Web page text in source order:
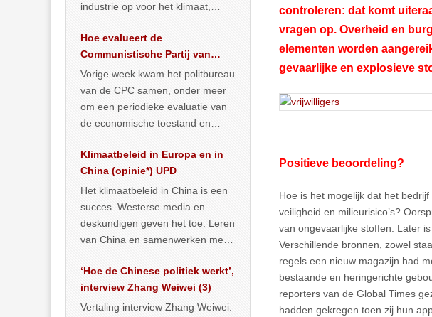
controleren: dat komt
vragen op. Overheid en
elementen worden
gevaarlijke en explosieve
Positieve beoordeling?
Hoe is het mogelijk dat het
veiligheid en milieurisico’s?
van ongevaarlijke stoffen. Later
Verschillende bronnen, zowel
regels een nieuw magazijn had
bestaande en heringerichte
reporters van de Global Times
hadden gekregen toen zij hun
industrie op voor het klimaat,
vergroening… >> lees meer
Hoe evalueert de
Communistische Partij van
China de economische
toestand?
Vorige week kwam het politbureau
van de CPC samen, onder meer
om een periodieke evaluatie van
de economische toestand en
publiceerden… >> lees meer
Klimaatbeleid in Europa en in
China (opinie*) UPD
Het klimaatbeleid in China is een
succes. Westerse media en
deskundigen geven het toe. Leren
van China en samenwerken met
… >> lees meer
‘Hoe de Chinese politiek werkt’,
interview Zhang Weiwei (3)
Vertaling interview Zhang Weiwei.